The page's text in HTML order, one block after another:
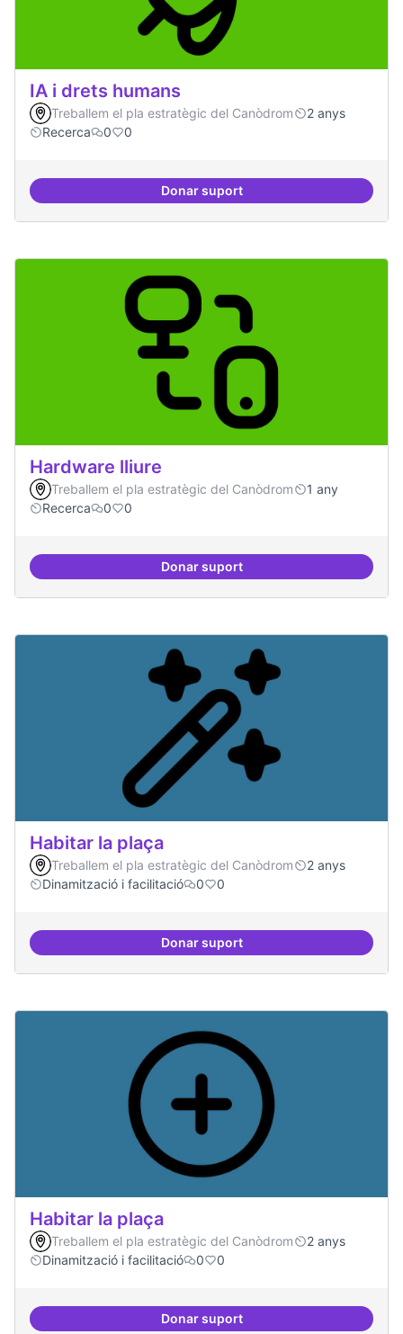
IA i drets humans
Treballem el pla estratègic del Canòdrom
2 anys
Recerca
0 0
Donar suportIA i drets humans
Hardware lliure
Treballem el pla estratègic del Canòdrom
1 any
Recerca
0 0
Donar suportHardware lliure
Habitar la plaça
Treballem el pla estratègic del Canòdrom
2 anys
Dinamització i facilitació
0 0
Donar suportHabitar la plaça
Habitar la plaça
Treballem el pla estratègic del Canòdrom
2 anys
Dinamització i facilitació
0 0
Donar suportHabitar la plaça